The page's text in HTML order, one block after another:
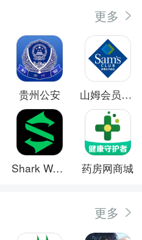
更多
贵州公安 山姆会员商店
Shark Wear 药房网商城
更多